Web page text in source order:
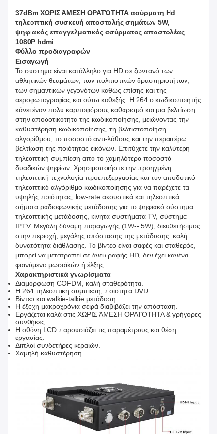
37dBm ΧΩΡΙΣ ΆΜΕΣΗ ΟΡΑΤΌΤΗΤΑ ασύρματη Hd
τηλεοπτική συσκευή αποστολής σημάτων 5W,
ψηφιακός επαγγελματικός ασύρματος αποστολέας
1080P hdmi
Φύλλο προδιαγραφών
Εισαγωγή
Το σύστημα είναι κατάλληλο για HD σε ζωντανό των
αθλητικών θεαμάτων, των πολιτιστικών δραστηριοτήτων,
των σημαντικών γεγονότων καθώς επίσης και της
αεροφωτογραφίας και ούτω καθεξής. H.264 ο κωδικοποιητής
κάνει έναν πολύ καρποφόρους καθαρισμό και μια βελτίωση
στην αποδοτικότητα της κωδικοποίησης, μειώνοντας την
καθυστέρηση κωδικοποίησης, τη βελτιστοποίηση
αλγορίθμου, το ποσοστό αντι-λάθους και την περαιτέρω
βελτίωση της ποιότητας εικόνων. Επιτύχετε την καλύτερη
τηλεοπτική συμπίεση από το χαμηλότερο ποσοστό
δυαδικών ψηφίων. Χρησιμοποιήστε την προηγμένη
τηλεοπτική τεχνολογία προεπεξεργασίας και τον αποδοτικό
τηλεοπτικό αλγόριθμο κωδικοποίησης για να παρέχετε τα
υψηλής ποιότητας, low-rate ακουστικά και τηλεοπτικά
σήματα ραδιοφωνικής μετάδοσης για το ψηφιακό σύστημα
τηλεοπτικής μετάδοσης, κινητά συστήματα TV, σύστημα
IPTV. Μεγάλη δύναμη παραγωγής (1W-- 5W), διευθετήσιμος
στην περιοχή, μεγάλης απόστασης της μετάδοσης, καλή
δυνατότητα διάθλασης. Το βίντεο είναι σαφές και σταθερός,
μπορεί να μετατραπεί σε άνευ ραφής HD, δεν έχει κανένα
φαινόμενο μωσαϊκών ή έλξης.
Χαρακτηριστικά γνωρίσματα
Διαμόρφωση COFDM, καλή σταθερότητα.
H.264 τηλεοπτική συμπίεση, ποιότητα DVD
Βίντεο και walkie-talkie μετάδοση
Η έξοχη μακροχρόνια σειρά διαβιβάζει την απόσταση.
Εργάζεται καλά στις ΧΩΡΙΣ ΆΜΕΣΗ ΟΡΑΤΌΤΗΤΑ & γρήγορες
συνθήκες
Η οθόνη LCD παρουσιάζει τις παραμέτρους και θέση
εργασίας.
Διπλοί συνδετήρες κεραιών.
Χαμηλή καθυστέρηση